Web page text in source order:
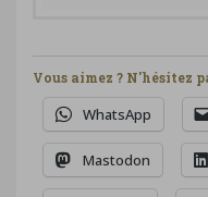
Vous aimez ? N'hésitez
WhatsApp
Mastodon